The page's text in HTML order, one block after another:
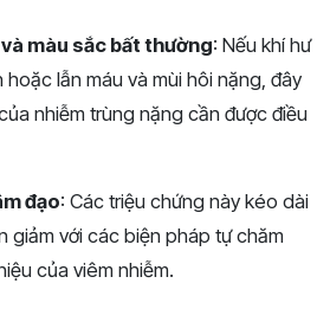
màu sắc bất thường: Nếu khí hư
lẫn máu và mùi hôi nặng, đây
nhiễm trùng nặng cần được điều
đạo: Các triệu chứng này kéo dài
giảm với các biện pháp tự chăm
của viêm nhiễm​.